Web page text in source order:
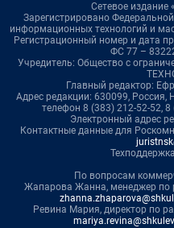
Сетевое издание
Зарегистрировано
информационных технологий и
Регистрационный номер и дата
ФС 77 –
Учредитель: Общество с
Главный редактор:
Адрес редакции: 630099, Россия,
телефон 8 (383) 212-52-52,
Электронный адрес
Контактные данные для
По вопросам
Жапарова Жанна, менеджер по
Ревина Мария, директор по